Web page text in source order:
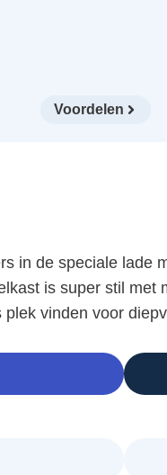
Voordelen
in de speciale
is super stil
vinden voor